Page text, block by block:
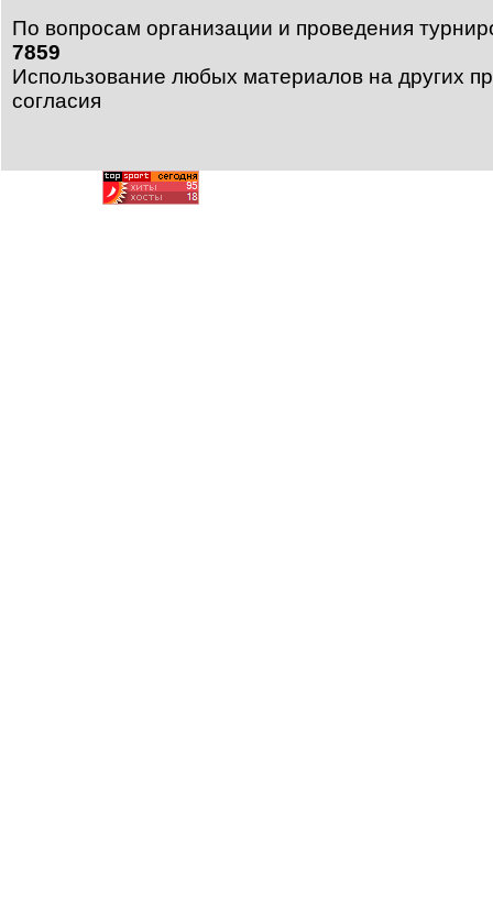
По вопросам организации и проведения
7859
Использование любых материалов на других
согласия